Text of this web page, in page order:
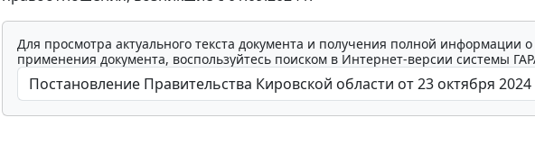
Для просмотра актуального текста документа и получения полной информации
применения документа, воспользуйтесь поиском в Интернет-версии системы